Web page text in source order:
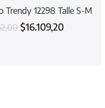
Trendy 12298 Talle S-M
$16.109,20